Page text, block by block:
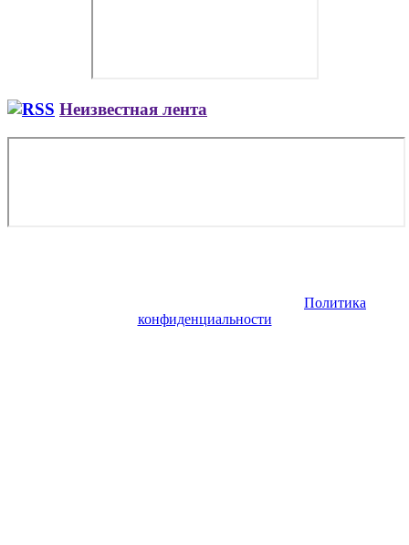
Неизвестная лента
Политика
конфиденциальности